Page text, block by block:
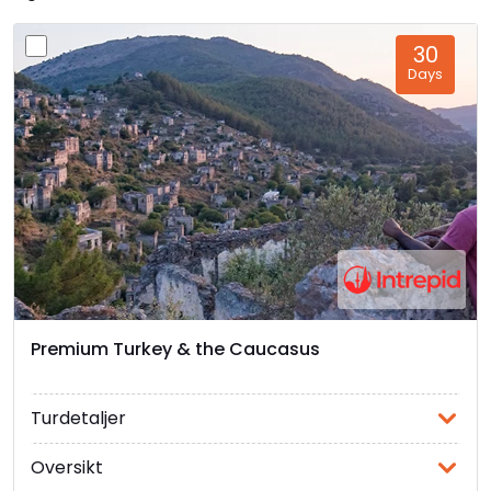
ble funnet.
Shirvanshahs palasset- dette palasset i
sandstein var opprinnelig hovedstaden til det
nordøstlige dynastiet i Azerbajdsjan i
middelalderen (for det meste i det 25.
århundre). Palasset var restaurert i 2003 med
et museum som ekstra pluss og med en litt
spennende audio-visuell opplevelse.
Flame Towers- ferdigstilt i 2012, denne
trioen av skyskrapere i blåfarget glass
danner rammen som Bakus arkitektoniske
signatur. De tre tårene varierer fra 28 til 33
etasjers høyde - faktisk så store at de kan
natten når de danne rammen rundt et
fantastisk lysshow som bytter mellom
flamme effekter, rennende vann og
Azerbajdsjans nasjonalflagg
30
Days
Premium Turkey & the Caucasus
Turdetaljer
Oversikt